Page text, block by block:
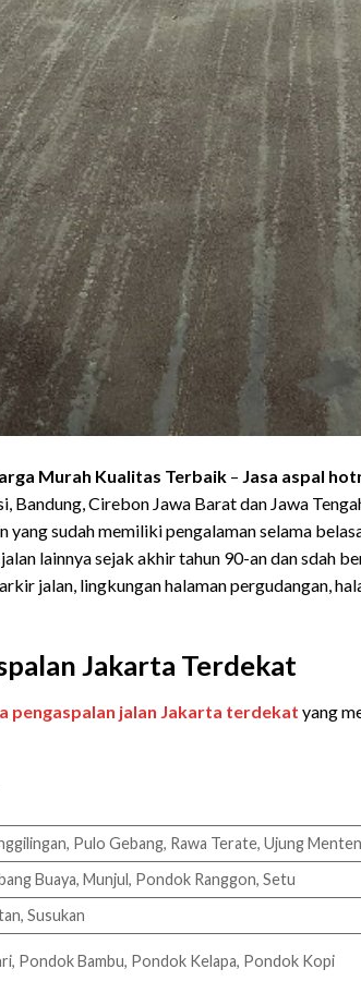
Murah Kualitas Terbaik – Jasa aspal
Bandung, Cirebon Jawa Barat dan Jawa
sudah memiliki pengalaman selama
lainnya sejak akhir tahun 90-an dan sdah
jalan, lingkungan halaman pergudangan,
Jakarta Terdekat
pengaspalan jalan Jakarta terdekat yang
Pulo Gebang, Rawa Terate, Ujung
Buaya, Munjul, Pondok Ranggon, Setu
Susukan
Pondok Bambu, Pondok Kelapa, Pondok Kopi